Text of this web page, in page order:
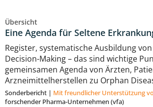
Übersicht
Eine Agenda für Seltene
Register, systematische Ausbildung
Decision-Making – das sind wichtige
gemeinsamen Agenda von Ärzten,
Arzneimittelherstellen zu Orphan
Sonderbericht | Mit freundlicher Unterstützung
forschender Pharma-Unternehmen (vfa)